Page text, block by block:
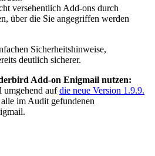
versehentlich Add-ons durch
über die Sie angegriffen werden
Sicherheitshinweise,
deutlich sicherer.
Add-on Enigmail nutzen:
umgehend aufdie neue Version 1.9.9.
im Audit gefundenen